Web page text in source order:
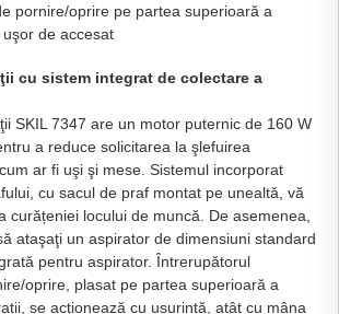
pornire/oprire pe partea superioară a
de accesat
cu sistem integrat de colectare a
SKIL 7347 are un motor puternic de 160 W
a reduce solicitarea la şlefuirea
ar fi uşi şi mese. Sistemul incorporat
cu sacul de praf montat pe unealtă, vă
curățeniei locului de muncă. De asemenea,
ataşaţi un aspirator de dimensiuni standard
pentru aspirator. Întrerupătorul
oprire, plasat pe partea superioară a
se acționează cu ușurință, atât cu mâna